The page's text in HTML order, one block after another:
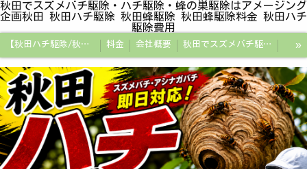
秋田でスズメバチ駆除・ハチ駆除・蜂の巣駆除はアメージング
企画秋田 秋田ハチ駆除 秋田蜂駆除 秋田蜂駆除料金 秋田ハチ
駆除費用
【秋田ハチ駆除/秋田蜂駆除/スズメバチの巣/ハチの巣専門プロ】 料金 会社概要 秋田でスズメバチ駆除・ハチ駆除・蜂の巣駆除はアメージング企画秋田
秋田県の蜂駆除料金・蜂の巣駆除の相場【全国平均と比較】 秋田探偵/秋田県浮気調査/秋田市万引きGメン
秋田便利屋アメージング企画秋田
»